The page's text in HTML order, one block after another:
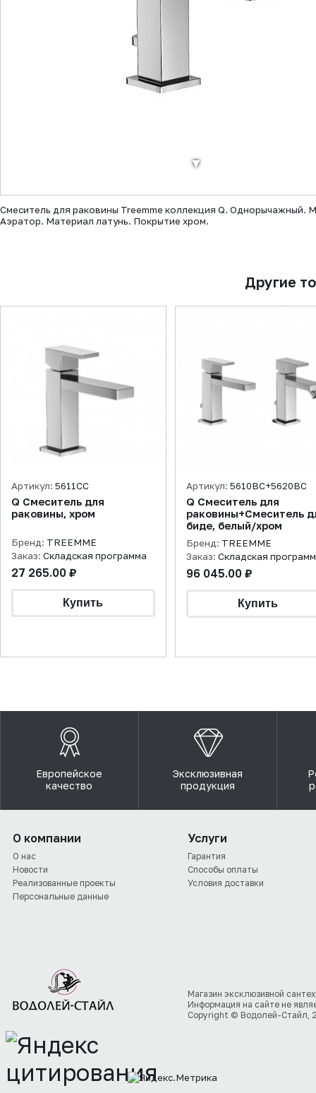
▼
Смеситель для раковины Treemme коллекция Q.
Аэратор. Материал латунь. Покрытие хром.
Другие
Артикул: 5611CC
Q Смеситель для
раковины, хром
Бренд: TREEMME
Заказ: Складская программа
27 265.00 ₽
Артикул: 5610BC+5620BC
Q Смеситель для
раковины+Смеситель
биде, белый/хром
Бренд: TREEMME
Заказ: Складская
96 045.00 ₽
Европейское
качество
Эксклюзивная
продукция
О компании
О нас
Новости
Реализованные проекты
Персональные данные
Услуги
Гарантия
Способы оплаты
Условия доставки
Магазин эксклюзивной
Информация на сайте не
Copyright © Водолей-Стайл,